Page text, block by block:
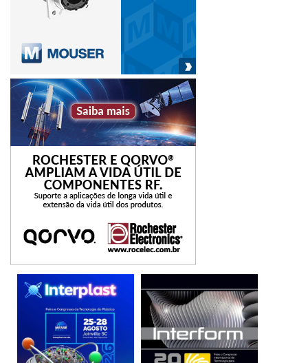
as informações e que são trabalhosos e propensos a
Embora haja muitos benefícios na integração desses
sistemas corporativos principais, o processo ainda é
relativamente novo. A engenharia, TI e tecnologia de
operações (OT) têm tratado seus sistemas como seus
próprios ativos, que são usados para atingir seus objetivos
individuais. Sistemas fechados, juntamente com
protocolos de comunicação e redes proprietárias, criaram
obstáculos técnicos complicados que impedem que os
dados fluam facilmente entre os sistemas. Quando os
sistemas são integrados juntos, tradicionalmente há muita
confiança na codificação manual, que pode ser quebrada
quando houver modificações nos sistemas, exigindo
manutenção e retrabalho constantes. Integrações
multiponto usando middleware podem fornecer um
método padrão para gerenciar e conciliar dados que
acelera e simplifica o processo de integração.
Todos os sistemas de ERP, MES e PLM possuem